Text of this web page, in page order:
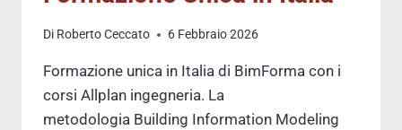
Di Roberto Ceccato 6 Febbraio 2026
Formazione unica in Italia di BimForma con i
corsi Allplan ingegneria. La
metodologia Building Information Modeling